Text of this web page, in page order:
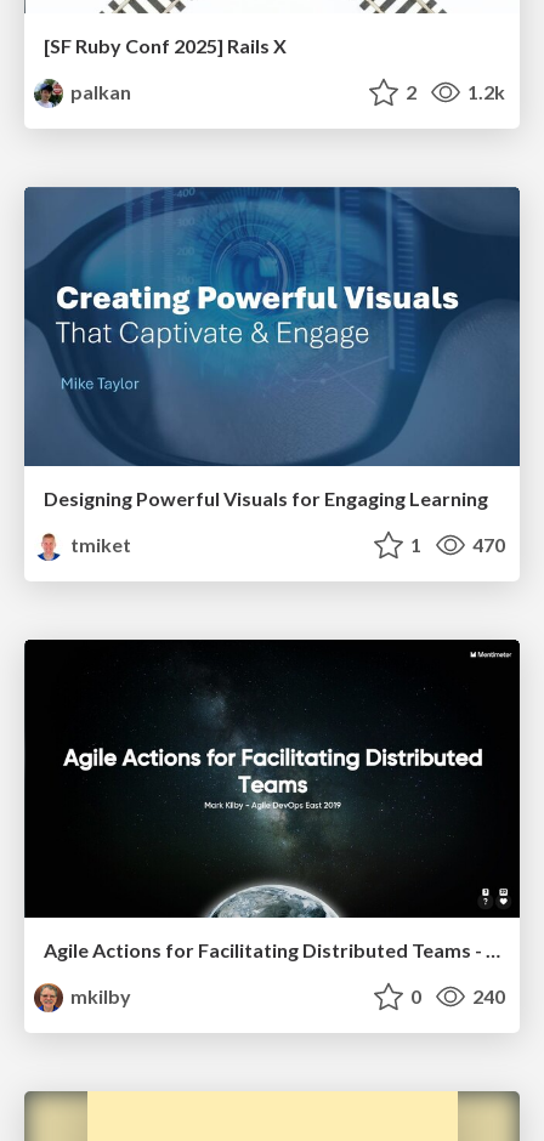
[SF Ruby Conf 2025] Rails X
palkan
2 1.2k
Designing Powerful Visuals for Engaging Learning
tmiket
1 470
Agile Actions for Facilitating Distributed Teams - ADO2019
mkilby
0 240